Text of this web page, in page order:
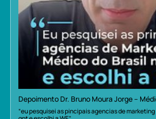
Depoimento Dr. Bruno Moura Jorge –
“eu pesquisei as pincipais agencias de